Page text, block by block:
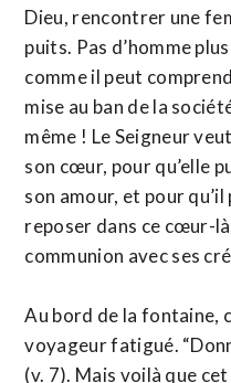
Dieu, rencontrer une
puits. Pas d’homme
comme il peut
mise au ban de la
même ! Le Seigneur
son cœur, pour qu’elle
son amour, et pour qu’il
reposer dans ce cœur-
communion avec ses
Au bord de la fontaine,
voyageur fatigué.
(v. 7). Mais voilà que